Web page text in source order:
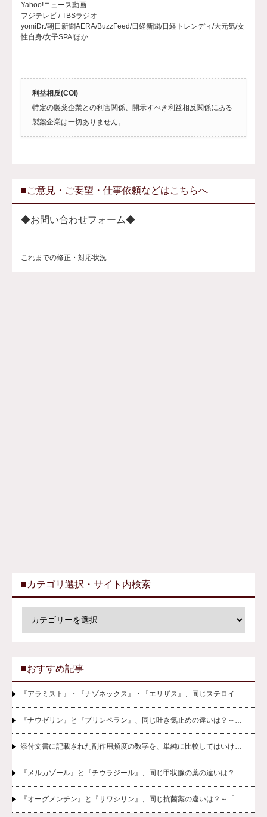
Yahoo!ニュース動画
フジテレビ / TBSラジオ
yomiDr./朝日新聞AERA/BuzzFeed/日経新聞/日経トレンディ/大元気/女
性自身/女子SPA!ほか
利益相反(COI)
特定の製薬企業との利害関係、開示すべき利益相反関係にある
製薬企業は一切ありません。
■ご意見・ご要望・仕事依頼などはこちらへ
◆お問い合わせフォーム◆
これまでの修正・対応状況
■カテゴリ選択・サイト内検索
■おすすめ記事
『アラミスト』・『ナゾネックス』・『エリザス』、同じステロイ…
『ナウゼリン』と『プリンペラン』、同じ吐き気止めの違いは？～…
添付文書に記載された副作用頻度の数字を、単純に比較してはいけ…
『メルカゾール』と『チウラジール』、同じ甲状腺の薬の違いは？…
『オーグメンチン』と『サワシリン』、同じ抗菌薬の違いは？～「…